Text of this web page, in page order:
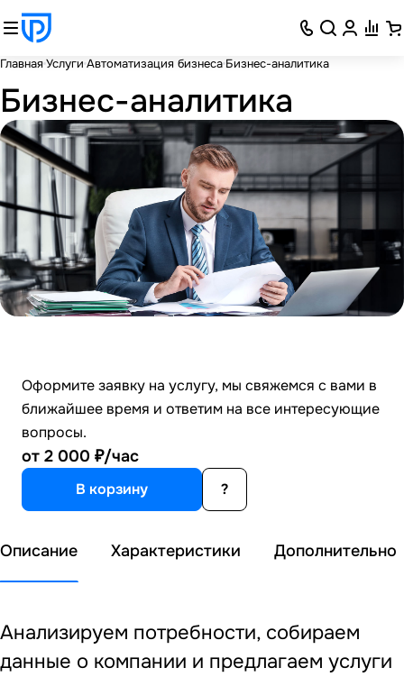
Главная Услуги Автоматизация бизнеса Бизнес-аналитика
Бизнес-аналитика
Оформите заявку на услугу, мы свяжемся с вами в
ближайшее время и ответим на все интересующие
вопросы.
от 2 000 ₽/час
В корзину ?
Описание Характеристики Дополнительно
Анализируем потребности, собираем
данные о компании и предлагаем услуги